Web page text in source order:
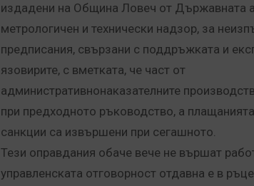
издадени на Община Ловеч от Държавната
метрологичен и технически надзор, за
предписания, свързани с поддръжката и
язовирите, с вметката, че част от
административнонаказателните
при предходното ръководство, а
санкции са извършени при сегашното.
Тези оправдания обаче вече не вършат
управленската отговорност отдавна е в